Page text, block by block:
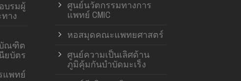
บรมผู้
าง
ณฑิต
ยบัตร
แพทย์
ศูนย์นวัตกรรมทางการ
แพทย์ CMIC
หอสมุดคณะแพทยศาสตร์
ศูนย์ความเป็นเลิศด้าน
ภูมิคุ้มกันบำบัดมะเร็ง